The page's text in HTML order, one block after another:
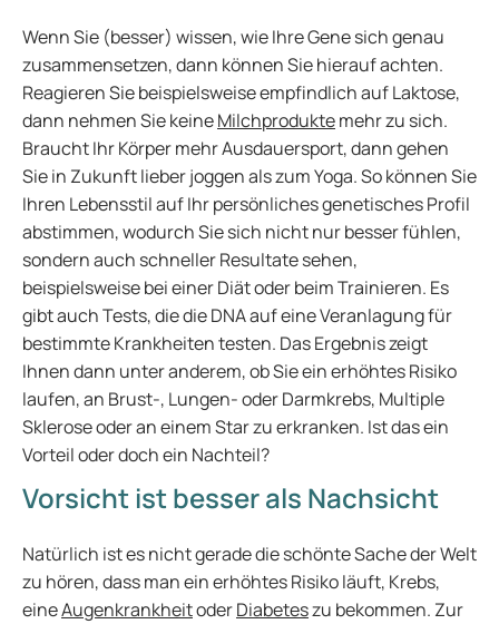
Wenn Sie (besser) wissen, wie Ihre Gene sich genau
zusammensetzen, dann können Sie hierauf achten.
Reagieren Sie beispielsweise empfindlich auf Laktose,
dann nehmen Sie keineMilchproduktemehr zu sich.
Braucht Ihr Körper mehr Ausdauersport, dann gehen
Sie in Zukunft lieber joggen als zum Yoga. So können Sie
Ihren Lebensstil auf Ihr persönliches genetisches Profil
abstimmen, wodurch Sie sich nicht nur besser fühlen,
sondern auch schneller Resultate sehen,
beispielsweise bei einer Diät oder beim Trainieren. Es
gibt auch Tests, die die DNA auf eine Veranlagung für
bestimmte Krankheiten testen. Das Ergebnis zeigt
Ihnen dann unter anderem, ob Sie ein erhöhtes Risiko
laufen, an Brust-, Lungen- oder Darmkrebs, Multiple
Sklerose oder an einem Star zu erkranken. Ist das ein
Vorteil oder doch ein Nachteil?
Vorsicht ist besser als Nachsicht
Natürlich ist es nicht gerade die schönte Sache der Welt
zu hören, dass man ein erhöhtes Risiko läuft, Krebs,
eineAugenkrankheitoderDiabeteszu bekommen. Zur